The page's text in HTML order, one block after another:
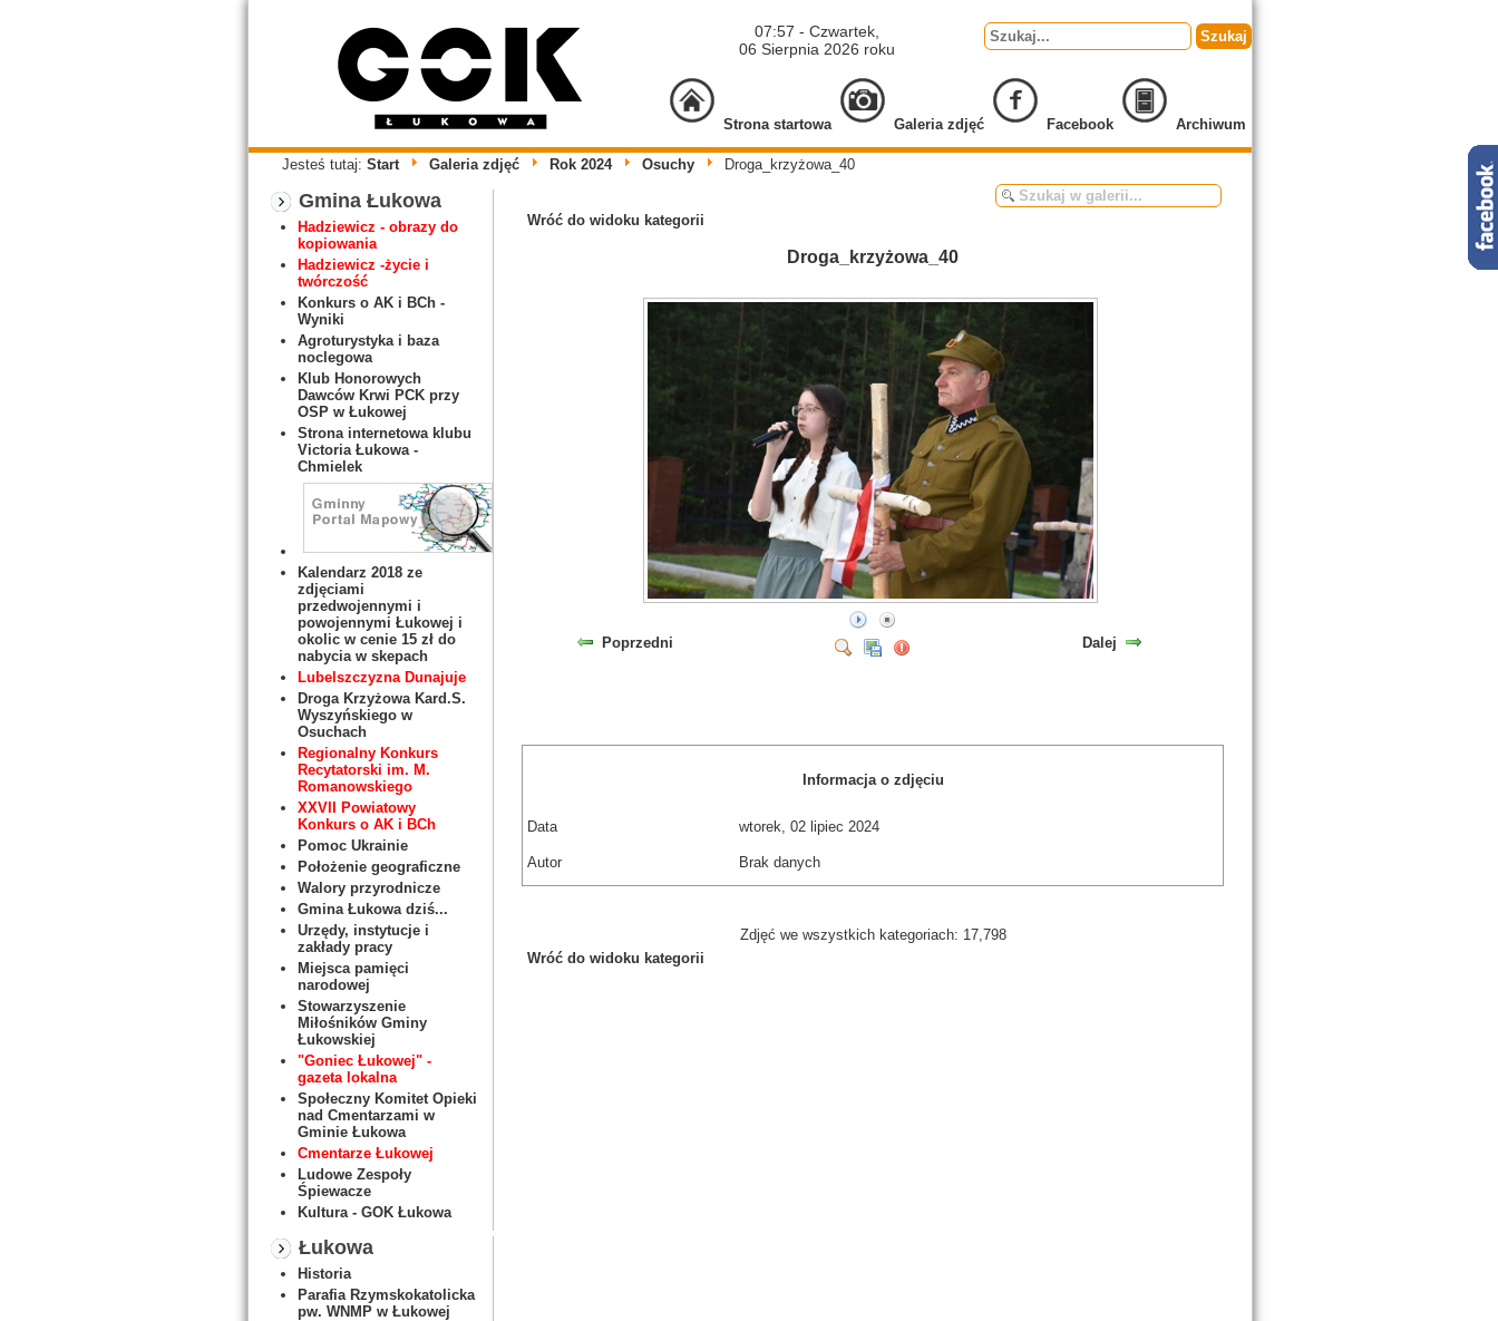
07:57 - Czwartek,
06 Sierpnia 2026 roku
Szukaj
Archiwum
Facebook
Galeria zdjęć
Strona startowa
Jesteś tutaj: Start Galeria zdjęć Rok 2024 Osuchy Droga_krzyżowa_40
Gmina Łukowa
Hadziewicz - obrazy do
kopiowania
Hadziewicz -życie i
twórczość
Konkurs o AK i BCh -
Wyniki
Agroturystyka i baza
noclegowa
Klub Honorowych
Dawców Krwi PCK przy
OSP w Łukowej
Strona internetowa klubu
Victoria Łukowa -
Chmielek
Kalendarz 2018 ze
zdjęciami
przedwojennymi i
powojennymi Łukowej i
okolic w cenie 15 zł do
nabycia w skepach
Lubelszczyzna Dunajuje
Droga Krzyżowa Kard.S.
Wyszyńskiego w
Osuchach
Regionalny Konkurs
Recytatorski im. M.
Romanowskiego
XXVII Powiatowy
Konkurs o AK i BCh
Pomoc Ukrainie
Położenie geograficzne
Walory przyrodnicze
Gmina Łukowa dziś...
Urzędy, instytucje i
zakłady pracy
Miejsca pamięci
narodowej
Stowarzyszenie
Miłośników Gminy
Łukowskiej
"Goniec Łukowej" -
gazeta lokalna
Społeczny Komitet Opieki
nad Cmentarzami w
Gminie Łukowa
Cmentarze Łukowej
Ludowe Zespoły
Śpiewacze
Kultura - GOK Łukowa
Łukowa
Historia
Parafia Rzymskokatolicka
pw. WNMP w Łukowej
Wróć do widoku kategorii
Droga_krzyżowa_40
Poprzedni Dalej
Informacja o zdjęciu
Data wtorek, 02 lipiec 2024
Autor Brak danych
Zdjęć we wszystkich kategoriach: 17,798
Wróć do widoku kategorii